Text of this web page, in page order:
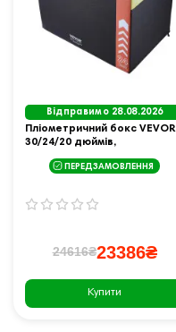
Відправимо 28.08.2026
Пліометричний бокс VEVOR
30/24/20 дюймів,
ПЕРЕДЗАМОВЛЕННЯ
24616₴23386₴
Купити